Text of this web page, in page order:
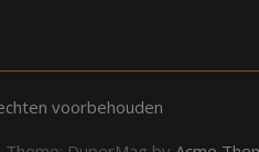
voorbehouden